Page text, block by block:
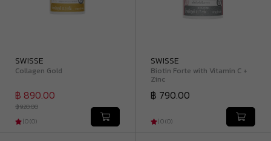
SWISSE
Collagen Gold
฿ 890.00
฿ 920.00
|0(0)
SWISSE
Biotin Forte with Vitamin C +
Zinc
฿ 790.00
|0(0)